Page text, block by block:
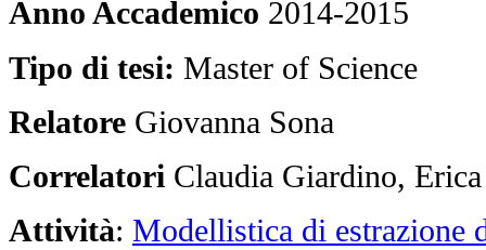
Anno Accademico 2014-2015
Tipo di tesi: Master of Science
Relatore Giovanna Sona
Correlatori Claudia Giardino,
Attività: Modellistica di estrazione